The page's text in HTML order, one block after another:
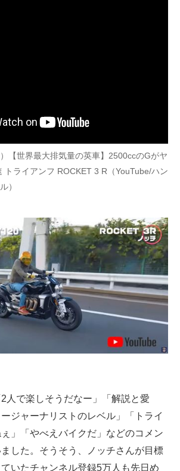
）【世界最大排気量の英車】2500ccのGがヤ
トライアンフ ROCKET 3 R（YouTube/ハン
）
人で楽しそうだなー」「解説と愛
ジャーナリストのレベル」「トライ
」「やべえバイクだ」などのコメン
ました。そうそう、ノッチさんが目標
いたチャンネル登録5万人も先日め